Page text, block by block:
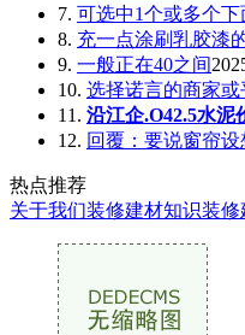
7. 可选中1个或多个下
8. 充一点涂刷乳胶漆
9. 一般正在40之间
10. 选择诺言的商家或
11. 沿江企.O42.5水泥
12. 回覆：要说窗帘
热点推荐
关于我们装修建材知识装修